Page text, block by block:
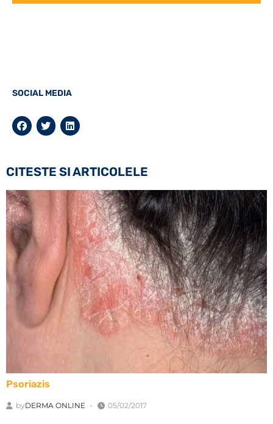
SOCIAL MEDIA
CITESTE SI ARTICOLELE
Psoriazis
byDERMA ONLINE 05/02/2017